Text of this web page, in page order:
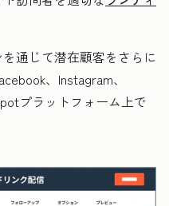
通じて潜在顧客をさらに
、Instagram、
プラットフォーム上で